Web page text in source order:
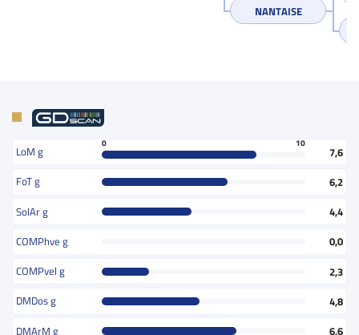
NANTAISE
LoM g
0 10
7,6
FoT g
6,2
SolAr g
4,4
COMPhve g
0,0
COMPvel g
2,3
DMDos g
4,8
DMArM g
6,6